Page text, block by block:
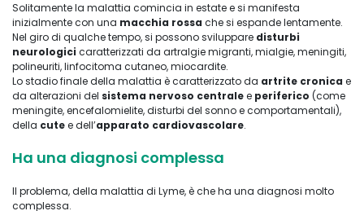
Solitamente la malattia comincia in estate e si manifesta
inizialmente con una macchia rossa che si espande lentamente.
Nel giro di qualche tempo, si possono sviluppare disturbi
neurologici caratterizzati da artralgie migranti, mialgie, meningiti,
polineuriti, linfocitoma cutaneo, miocardite.
Lo stadio finale della malattia è caratterizzato da artrite cronica e
da alterazioni del sistema nervoso centralee periferico (come
meningite, encefalomielite, disturbi del sonno e comportamentali),
della cutee dell’apparato cardiovascolare.
Ha una diagnosi complessa
Il problema, della malattia di Lyme, è che ha una diagnosi molto
complessa.